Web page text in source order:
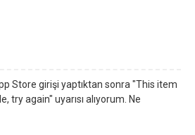
Store girişi yaptıktan sonra "This item
try again" uyarısı alıyorum. Ne